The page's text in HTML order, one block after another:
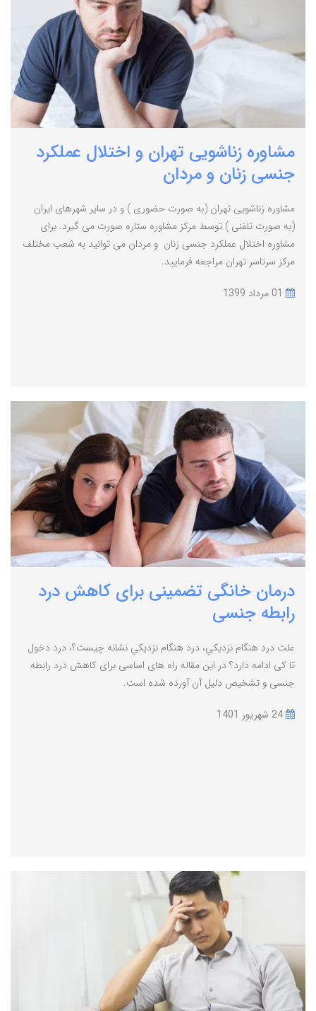
مشاوره زناشویی تهران و اختلال عملکرد
جنسی زنان و مردان
مشاوره زناشویی تهران (به صورت حضوری ) و در سایر شهرهای ایران
(به صورت تلفنی ) توسط مرکز مشاوره ستاره صورت می گیرد. برای
مشاوره اختلال عملکرد جنسی زنان و مردان می توانید به شعب مختلف
مرکز سرتاسر تهران مراجعه فرمایید.
درمان خانگی تضمینی برای کاهش درد
رابطه جنسی
علت درد هنگام نزديكي، درد هنگام نزديكي نشانه چيست؟، درد دخول
تا کی ادامه دارد؟ در این مقاله راه های اساسی برای کاهش درد رابطه
جنسی و تشخیص دلیل آن آورده شده است.